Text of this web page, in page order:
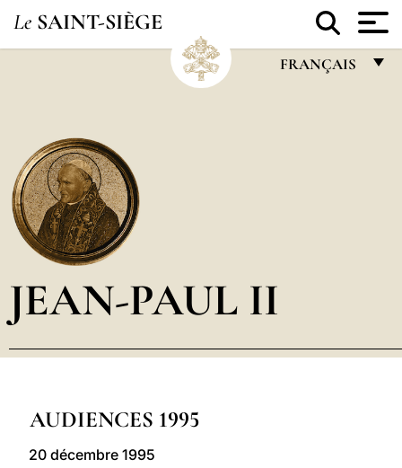
Le SAINT-SIÈGE
FRANÇAIS
العربيّة
JEAN-PAUL II
AUDIENCES 1995
20 décembre 1995